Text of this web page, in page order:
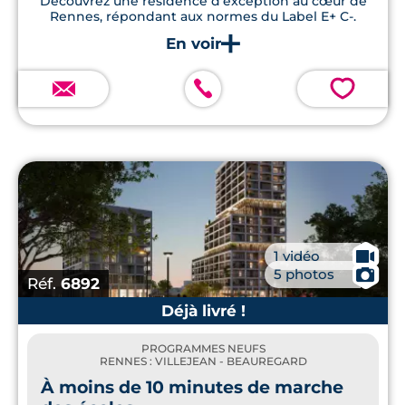
Rennes, répondant aux normes du Label E+ C-.
💗
Réf. 6892
1 vidéo 🎥
5 photos
📷
Déjà livré !
PROGRAMMES NEUFS
RENNES : VILLEJEAN - BEAUREGARD
À moins de 10 minutes de marche